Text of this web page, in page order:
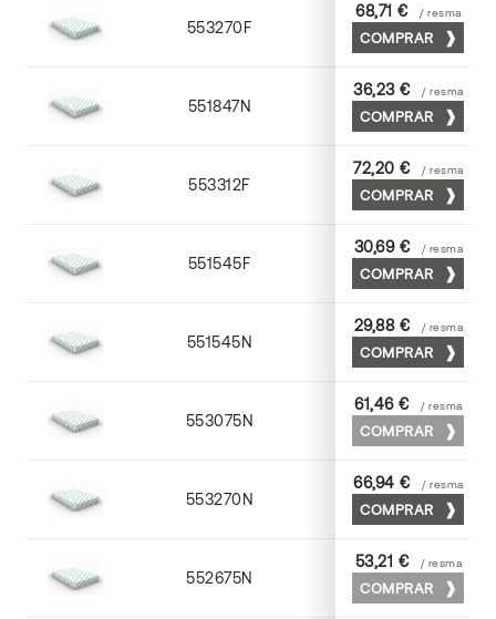
553270F 70 x 100
68,71 € / resma
COMPRAR
551847N 45 x 64
36,23 € / resma
COMPRAR
553312F 72 x 102
72,20 € / resma
COMPRAR
551545F 45 x 64
30,69 € / resma
COMPRAR
551545N 45 x 64
29,88 € / resma
COMPRAR
553075N 75 x 53
61,46 € / resma
COMPRAR
553270N 70 x 100
66,94 € / resma
COMPRAR
552675N 75 x 53
53,21 € / resma
COMPRAR